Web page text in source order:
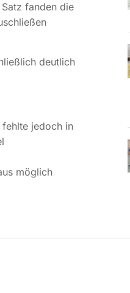
fanden die
deutlich
fehlte jedoch in
möglich